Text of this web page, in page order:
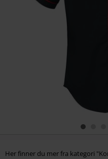
Her finner du mer fra kategori